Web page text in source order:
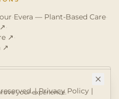
·Evera — Plant-Based Care·
·
↗·
↗
| Privacy Policy |
your experience.